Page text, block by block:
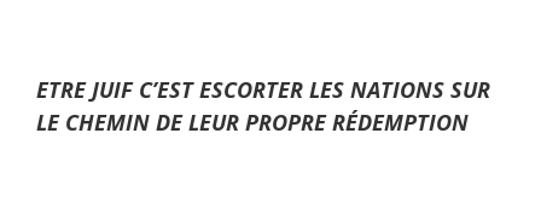
ETRE JUIF C’EST ESCORTER LES NATIONS SUR
LE CHEMIN DE LEUR PROPRE RÉDEMPTION